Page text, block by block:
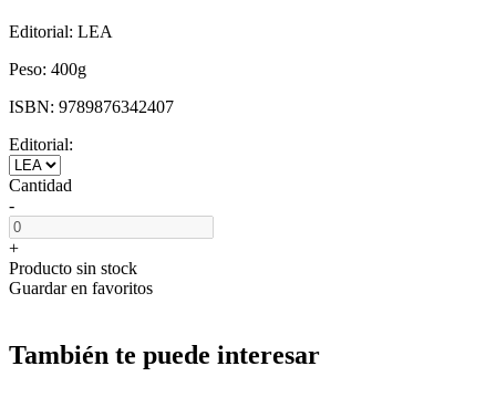
Editorial: LEA
Peso: 400g
ISBN: 9789876342407
Editorial:
Cantidad
-
+
Producto sin stock
Guardar en favoritos
También te puede interesar